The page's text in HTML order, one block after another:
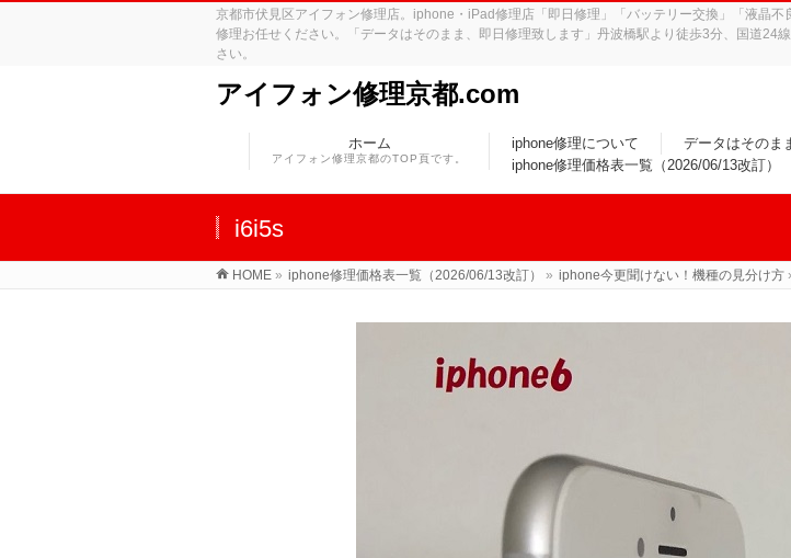
京都市伏見区アイフォン修理店。iphone・iPad修理店「即日修理」「バッテリー交換」「液晶
修理お任せください。「データはそのまま、即日修理致します」丹波橋駅より徒歩3分、国道
さい。
アイフォン修理京都.com
ホーム
アイフォン修理京都のTOP頁です。
iphone修理について データはそのま
iphone修理価格表一覧（2026/06/13改訂）
i6i5s
HOME » iphone修理価格表一覧（2026/06/13改訂） » iphone今更聞けない！機種の見分け方